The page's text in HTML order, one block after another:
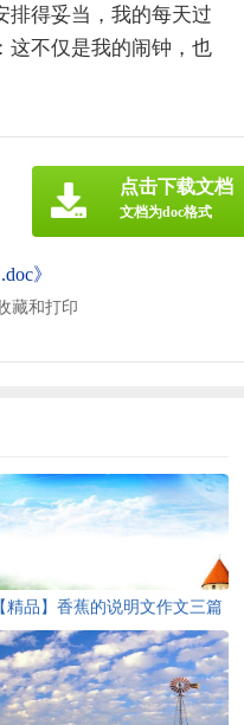
排得妥当，我的每天过
这不仅是我的闹钟，也
》
藏和打印
点击下载文档
文档为doc格式
【精品】香蕉的说明文作文三篇